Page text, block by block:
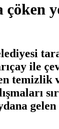
çöken
ile
temizlik